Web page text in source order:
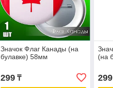
Значок Флаг Канады (на
булавке) 58мм
299₸
(на
299